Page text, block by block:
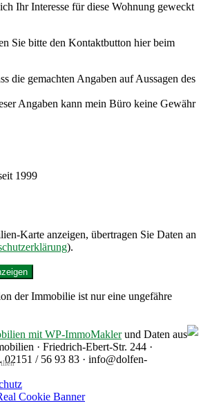
Ihr Interesse für diese Wohnung geweckt
Sie bitte den Kontaktbutton hier beim
die gemachten Angaben auf Aussagen des
Angaben kann mein Büro keine Gewähr
1999
Karte anzeigen, übertragen Sie Daten an
).
der Immobilie ist nur eine ungefähre
mit WP-ImmoMaklerund Daten aus
· Friedrich-Ebert-Str. 244 ·
02151 / 56 93 83 · info@dolfen-
Cookie Banner